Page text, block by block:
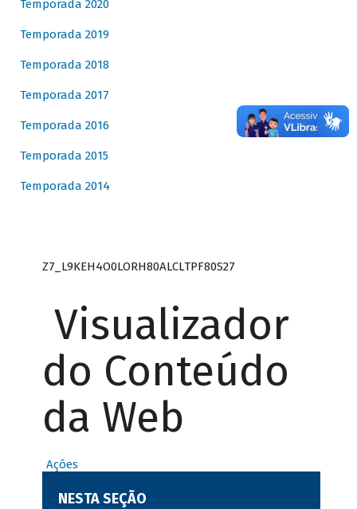
Temporada 2020
Temporada 2019
Temporada 2018
Temporada 2017
Temporada 2016
Temporada 2015
Temporada 2014
Z7_L9KEH4O0LORH80ALCLTPF80S27
Visualizador
do Conteúdo
da Web
Ações
NESTA SEÇÃO